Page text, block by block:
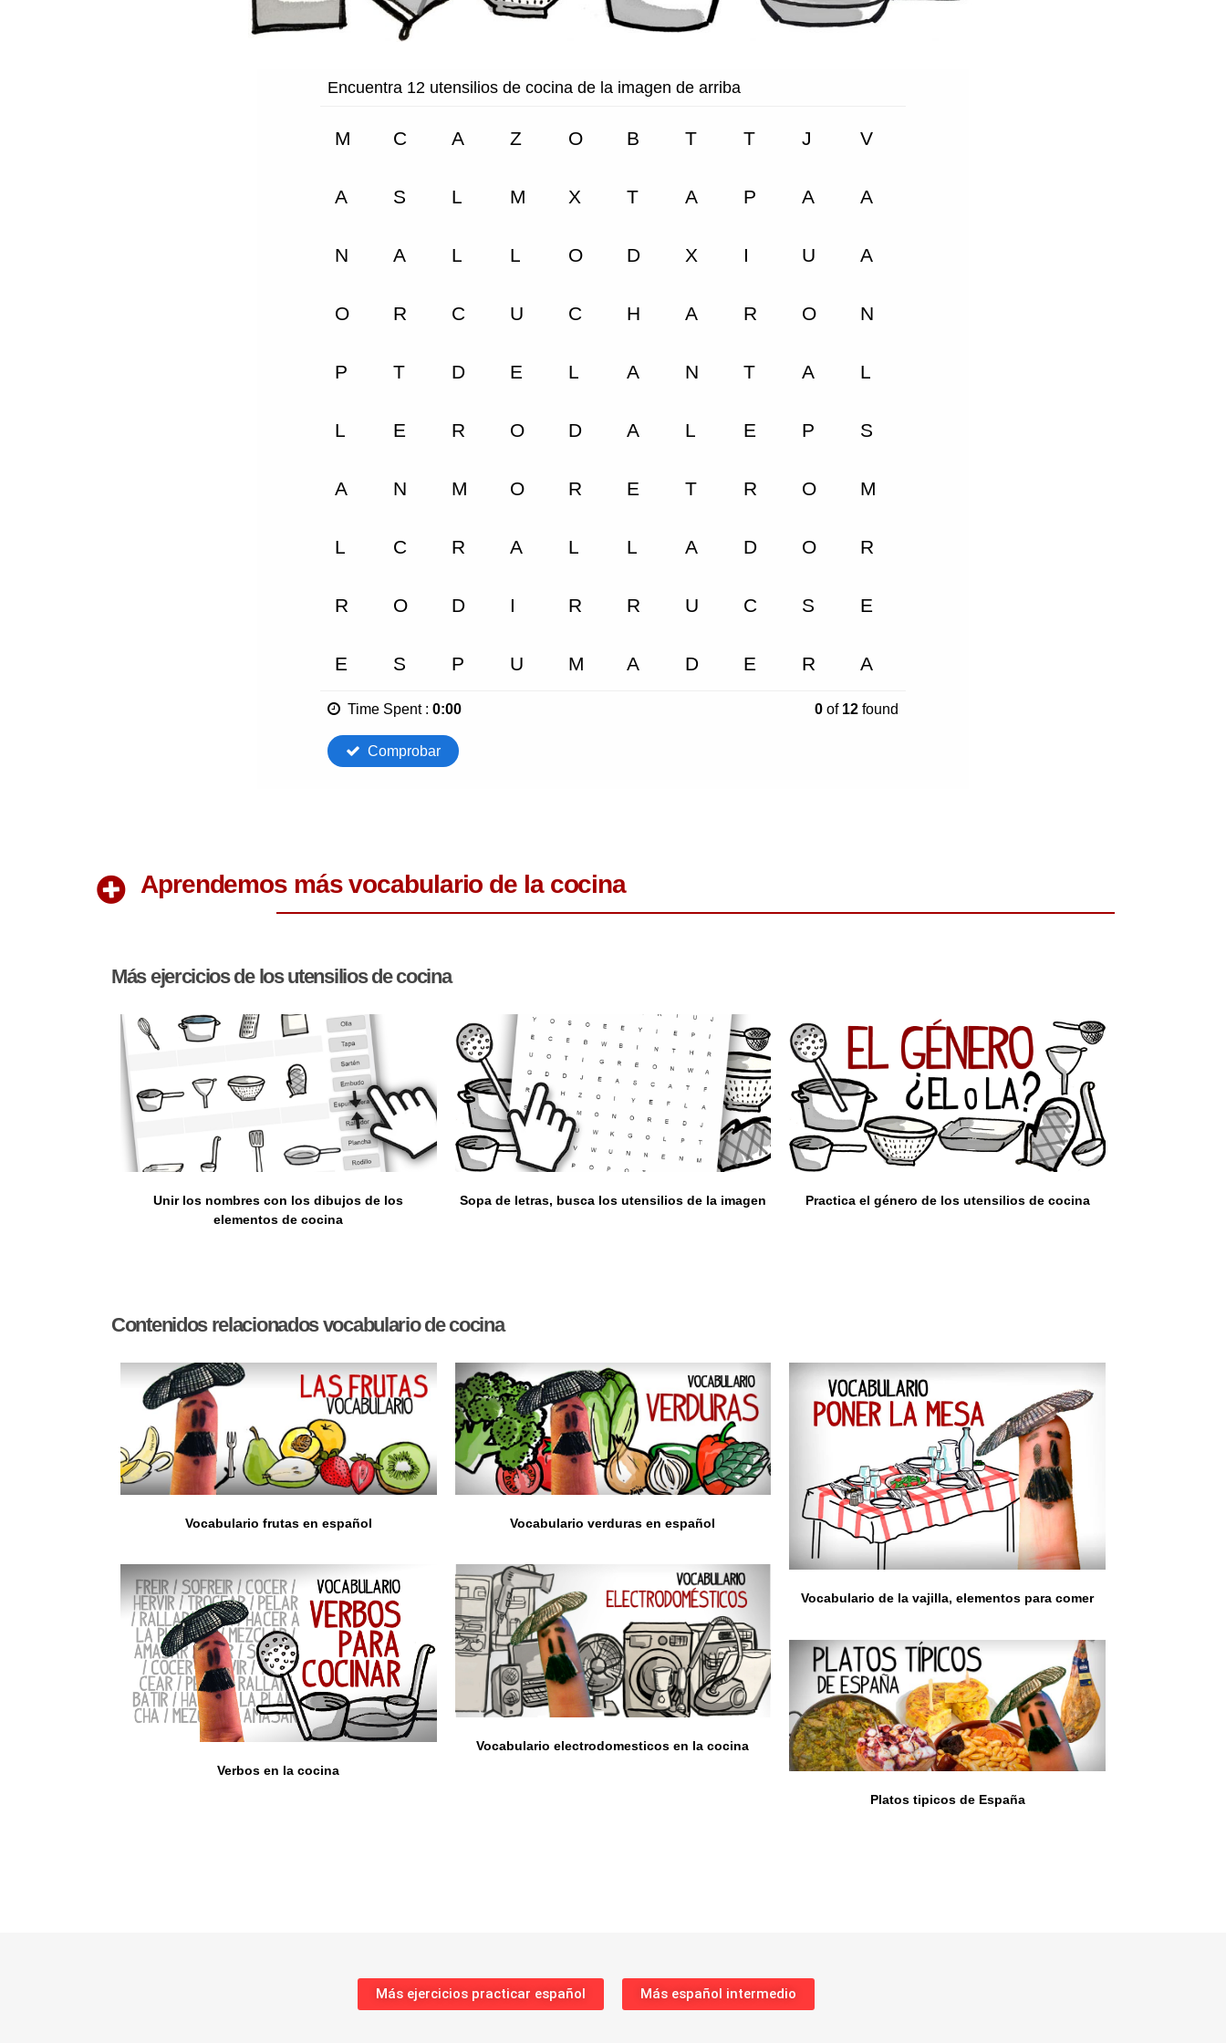
Aprendemos más vocabulario de la cocina
Más ejercicios de los utensilios de cocina
Unir los nombres con los dibujos de los
elementos de cocina
Sopa de letras, busca los utensilios de la imagen Practica el género de los utensilios de cocina
Contenidos relacionados vocabulario de cocina
Vocabulario frutas en español
Verbos en la cocina
Vocabulario verduras en español
Vocabulario electrodomesticos en la cocina
Vocabulario de la vajilla, elementos para comer
Platos tipicos de España
Más ejercicios practicar español Más español intermedio